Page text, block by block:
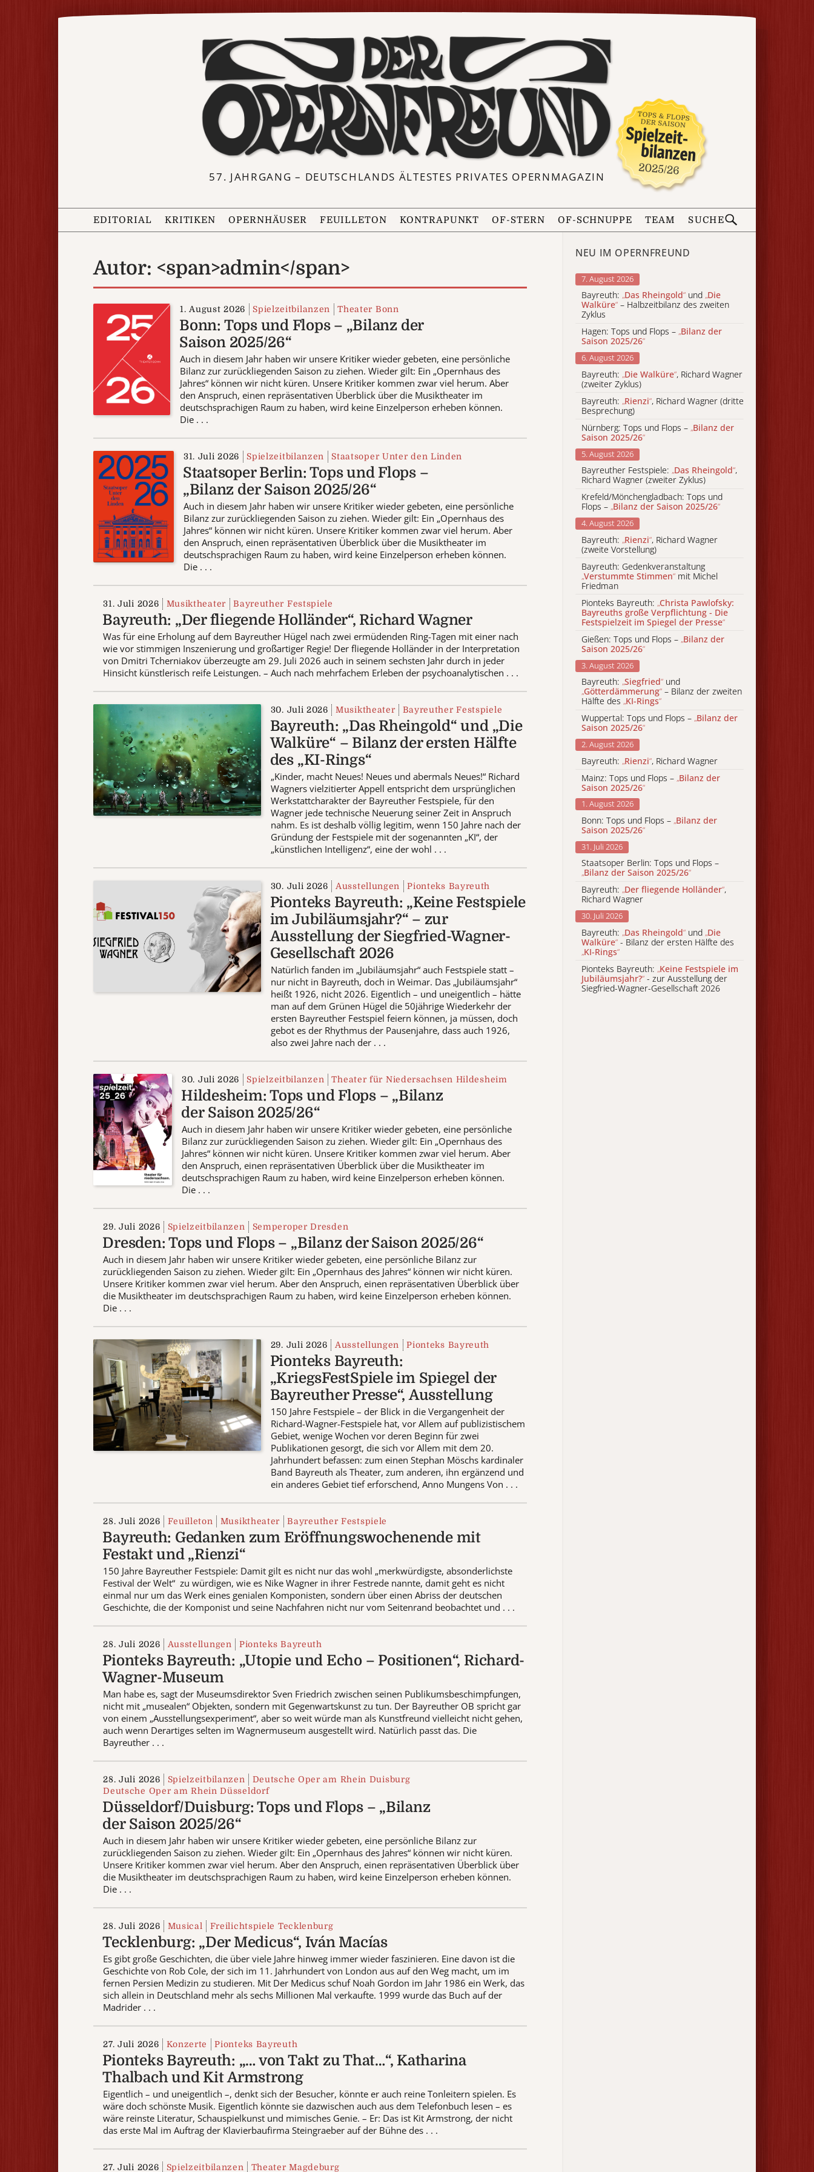
57. JAHRGANG – DEUTSCHLANDS ÄLTESTES PRIVATES OPERNMAGAZIN
EDITORIAL KRITIKEN OPERNHÄUSER FEUILLETON KONTRAPUNKT OF-STERN OF-SCHNUPPE TEAM SUCHE
Autor: <span>admin</span>
1. August 2026 Spielzeitbilanzen Theater Bonn
Bonn: Tops und Flops – „Bilanz der
Saison 2025/26“
Auch in diesem Jahr haben wir unsere Kritiker wieder gebeten, eine persönliche
Bilanz zur zurückliegenden Saison zu ziehen. Wieder gilt: Ein „Opernhaus des
Jahres“ können wir nicht küren. Unsere Kritiker kommen zwar viel herum. Aber
den Anspruch, einen repräsentativen Überblick über die Musiktheater im
deutschsprachigen Raum zu haben, wird keine Einzelperson erheben können.
Die . . .
31. Juli 2026 Spielzeitbilanzen Staatsoper Unter den Linden
Staatsoper Berlin: Tops und Flops –
„Bilanz der Saison 2025/26“
Auch in diesem Jahr haben wir unsere Kritiker wieder gebeten, eine persönliche
Bilanz zur zurückliegenden Saison zu ziehen. Wieder gilt: Ein „Opernhaus des
Jahres“ können wir nicht küren. Unsere Kritiker kommen zwar viel herum. Aber
den Anspruch, einen repräsentativen Überblick über die Musiktheater im
deutschsprachigen Raum zu haben, wird keine Einzelperson erheben können.
Die . . .
31. Juli 2026 Musiktheater Bayreuther Festspiele
Bayreuth: „Der fliegende Holländer“, Richard Wagner
Was für eine Erholung auf dem Bayreuther Hügel nach zwei ermüdenden Ring-Tagen mit einer nach
wie vor stimmigen Inszenierung und großartiger Regie! Der fliegende Holländer in der Interpretation
von Dmitri Tcherniakov überzeugte am 29. Juli 2026 auch in seinem sechsten Jahr durch in jeder
Hinsicht künstlerisch reife Leistungen. – Auch nach mehrfachem Erleben der psychoanalytischen . . .
30. Juli 2026 Musiktheater Bayreuther Festspiele
Bayreuth: „Das Rheingold“ und „Die
Walküre“ – Bilanz der ersten Hälfte
des „KI-Rings“
„Kinder, macht Neues! Neues und abermals Neues!“ Richard
Wagners vielzitierter Appell entspricht dem ursprünglichen
Werkstattcharakter der Bayreuther Festspiele, für den
Wagner jede technische Neuerung seiner Zeit in Anspruch
nahm. Es ist deshalb völlig legitim, wenn 150 Jahre nach der
Gründung der Festspiele mit der sogenannten „KI“, der
„künstlichen Intelligenz“, eine der wohl . . .
30. Juli 2026 Ausstellungen Pionteks Bayreuth
Pionteks Bayreuth: „Keine Festspiele
im Jubiläumsjahr?“ – zur
Ausstellung der Siegfried-Wagner-
Gesellschaft 2026
Natürlich fanden im „Jubiläumsjahr“ auch Festspiele statt –
nur nicht in Bayreuth, doch in Weimar. Das „Jubiläumsjahr“
heißt 1926, nicht 2026. Eigentlich – und uneigentlich – hätte
man auf dem Grünen Hügel die 50jährige Wiederkehr der
ersten Bayreuther Festspiel feiern können, ja müssen, doch
gebot es der Rhythmus der Pausenjahre, dass auch 1926,
also zwei Jahre nach der . . .
30. Juli 2026 Spielzeitbilanzen Theater für Niedersachsen Hildesheim
Hildesheim: Tops und Flops – „Bilanz
der Saison 2025/26“
Auch in diesem Jahr haben wir unsere Kritiker wieder gebeten, eine persönliche
Bilanz zur zurückliegenden Saison zu ziehen. Wieder gilt: Ein „Opernhaus des
Jahres“ können wir nicht küren. Unsere Kritiker kommen zwar viel herum. Aber
den Anspruch, einen repräsentativen Überblick über die Musiktheater im
deutschsprachigen Raum zu haben, wird keine Einzelperson erheben können.
Die . . .
29. Juli 2026 Spielzeitbilanzen Semperoper Dresden
Dresden: Tops und Flops – „Bilanz der Saison 2025/26“
Auch in diesem Jahr haben wir unsere Kritiker wieder gebeten, eine persönliche Bilanz zur
zurückliegenden Saison zu ziehen. Wieder gilt: Ein „Opernhaus des Jahres“ können wir nicht küren.
Unsere Kritiker kommen zwar viel herum. Aber den Anspruch, einen repräsentativen Überblick über
die Musiktheater im deutschsprachigen Raum zu haben, wird keine Einzelperson erheben können.
Die . . .
29. Juli 2026 Ausstellungen Pionteks Bayreuth
Pionteks Bayreuth:
„KriegsFestSpiele im Spiegel der
Bayreuther Presse“, Ausstellung
150 Jahre Festspiele – der Blick in die Vergangenheit der
Richard-Wagner-Festspiele hat, vor Allem auf publizistischem
Gebiet, wenige Wochen vor deren Beginn für zwei
Publikationen gesorgt, die sich vor Allem mit dem 20.
Jahrhundert befassen: zum einen Stephan Möschs kardinaler
Band Bayreuth als Theater, zum anderen, ihn ergänzend und
ein anderes Gebiet tief erforschend, Anno Mungens Von . . .
28. Juli 2026 Feuilleton Musiktheater Bayreuther Festspiele
Bayreuth: Gedanken zum Eröffnungswochenende mit
Festakt und „Rienzi“
150 Jahre Bayreuther Festspiele: Damit gilt es nicht nur das wohl „merkwürdigste, absonderlichste
Festival der Welt“ zu würdigen, wie es Nike Wagner in ihrer Festrede nannte, damit geht es nicht
einmal nur um das Werk eines genialen Komponisten, sondern über einen Abriss der deutschen
Geschichte, die der Komponist und seine Nachfahren nicht nur vom Seitenrand beobachtet und . . .
28. Juli 2026 Ausstellungen Pionteks Bayreuth
Pionteks Bayreuth: „Utopie und Echo – Positionen“, Richard-
Wagner-Museum
Man habe es, sagt der Museumsdirektor Sven Friedrich zwischen seinen Publikumsbeschimpfungen,
nicht mit „musealen“ Objekten, sondern mit Gegenwartskunst zu tun. Der Bayreuther OB spricht gar
von einem „Ausstellungsexperiment“, aber so weit würde man als Kunstfreund vielleicht nicht gehen,
auch wenn Derartiges selten im Wagnermuseum ausgestellt wird. Natürlich passt das. Die
Bayreuther . . .
28. Juli 2026 Spielzeitbilanzen
Deutsche Oper am Rhein Duisburg
Deutsche Oper am Rhein Düsseldorf
Düsseldorf/Duisburg: Tops und Flops – „Bilanz
der Saison 2025/26“
Auch in diesem Jahr haben wir unsere Kritiker wieder gebeten, eine persönliche Bilanz zur
zurückliegenden Saison zu ziehen. Wieder gilt: Ein „Opernhaus des Jahres“ können wir nicht küren.
Unsere Kritiker kommen zwar viel herum. Aber den Anspruch, einen repräsentativen Überblick über
die Musiktheater im deutschsprachigen Raum zu haben, wird keine Einzelperson erheben können.
Die . . .
28. Juli 2026 Musical Freilichtspiele Tecklenburg
Tecklenburg: „Der Medicus“, Iván Macías
Es gibt große Geschichten, die über viele Jahre hinweg immer wieder faszinieren. Eine davon ist die
Geschichte von Rob Cole, der sich im 11. Jahrhundert von London aus auf den Weg macht, um im
fernen Persien Medizin zu studieren. Mit Der Medicus schuf Noah Gordon im Jahr 1986 ein Werk, das
sich allein in Deutschland mehr als sechs Millionen Mal verkaufte. 1999 wurde das Buch auf der
Madrider . . .
27. Juli 2026 Konzerte Pionteks Bayreuth
Pionteks Bayreuth: „… von Takt zu That…“, Katharina
Thalbach und Kit Armstrong
Eigentlich – und uneigentlich –, denkt sich der Besucher, könnte er auch reine Tonleitern spielen. Es
wäre doch schönste Musik. Eigentlich könnte sie dazwischen auch aus dem Telefonbuch lesen – es
wäre reinste Literatur, Schauspielkunst und mimisches Genie. – Er: Das ist Kit Armstrong, der nicht
das erste Mal im Auftrag der Klavierbaufirma Steingraeber auf der Bühne des . . .
27. Juli 2026 Spielzeitbilanzen Theater Magdeburg
NEU IM OPERNFREUND
7. August 2026
Bayreuth: „Das Rheingold“ und „Die
Walküre“ – Halbzeitbilanz des zweiten
Zyklus
Hagen: Tops und Flops – „Bilanz der
Saison 2025/26“
6. August 2026
Bayreuth: „Die Walküre“, Richard Wagner
(zweiter Zyklus)
Bayreuth: „Rienzi“, Richard Wagner (dritte
Besprechung)
Nürnberg: Tops und Flops – „Bilanz der
Saison 2025/26“
5. August 2026
Bayreuther Festspiele: „Das Rheingold“,
Richard Wagner (zweiter Zyklus)
Krefeld/Mönchengladbach: Tops und
Flops – „Bilanz der Saison 2025/26“
4. August 2026
Bayreuth: „Rienzi“, Richard Wagner
(zweite Vorstellung)
Bayreuth: Gedenkveranstaltung
„Verstummte Stimmen“ mit Michel
Friedman
Pionteks Bayreuth: „Christa Pawlofsky:
Bayreuths große Verpflichtung - Die
Festspielzeit im Spiegel der Presse“
Gießen: Tops und Flops – „Bilanz der
Saison 2025/26“
3. August 2026
Bayreuth: „Siegfried“ und
„Götterdämmerung“ – Bilanz der zweiten
Hälfte des „KI-Rings“
Wuppertal: Tops und Flops – „Bilanz der
Saison 2025/26“
2. August 2026
Bayreuth: „Rienzi“, Richard Wagner
Mainz: Tops und Flops – „Bilanz der
Saison 2025/26“
1. August 2026
Bonn: Tops und Flops – „Bilanz der
Saison 2025/26“
31. Juli 2026
Staatsoper Berlin: Tops und Flops –
„Bilanz der Saison 2025/26“
Bayreuth: „Der fliegende Holländer“,
Richard Wagner
30. Juli 2026
Bayreuth: „Das Rheingold“ und „Die
Walküre“ - Bilanz der ersten Hälfte des
„KI-Rings“
Pionteks Bayreuth: „Keine Festspiele im
Jubiläumsjahr?“ - zur Ausstellung der
Siegfried-Wagner-Gesellschaft 2026